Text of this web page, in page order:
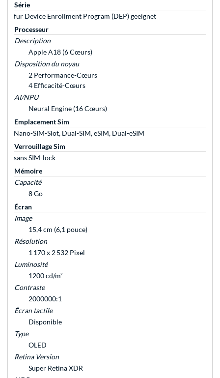
Série
für Device Enrollment Program (DEP) geeignet
Processeur
Description
Apple A18 (6 Cœurs)
Disposition du noyau
2 Performance-Cœurs
4 Efficacité-Cœurs
AI/NPU
Neural Engine (16 Cœurs)
Emplacement Sim
Nano-SIM-Slot, Dual-SIM, eSIM, Dual-eSIM
Verrouillage Sim
sans SIM-lock
Mémoire
Capacité
8 Go
Écran
Image
15,4 cm (6,1 pouce)
Résolution
1 170 x 2 532 Pixel
Luminosité
1200 cd/m²
Contraste
2000000:1
Écran tactile
Disponible
Type
OLED
Retina Version
Super Retina XDR